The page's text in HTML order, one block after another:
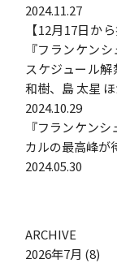
2024.11.27
【12月17日か
『フランケン
スケジュール
和樹、島 太星 ほ
2024.10.29
『フランケン
カルの最高峰が
2024.05.30
ARCHIVE
2026年7月 (8)